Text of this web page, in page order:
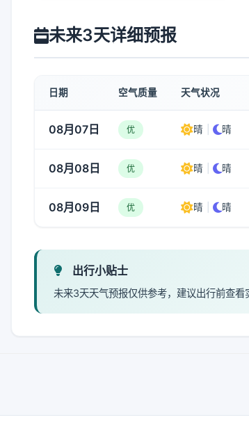
未来3天详细预报
日期 空气质量 天气状况
08月07日 优 晴 晴
08月08日 优 晴 晴
08月09日 优 晴 晴
出行小贴士
未来3天天气预报仅供参考，建议出行前查看